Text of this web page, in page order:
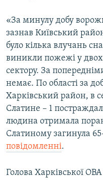
«За минулу добу
зазнав Київський
було кілька влучань
виникли пожежі у
сектору. За
немає. По області за
Харківський район, в
Слатине – 1
людина отримала
Слатиному загинула
повідомленні.
Голова Харківської